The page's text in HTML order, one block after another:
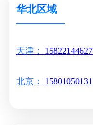
华北区域
天津： 15822144627
北京： 15801050131